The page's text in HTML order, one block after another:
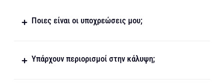
Ποιες είναι οι υποχρεώσεις μου;
Υπάρχουν περιορισμοί στην κάλυψη;